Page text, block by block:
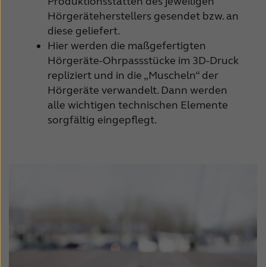
Hörgeräteherstellers gesendet bzw. an
diese geliefert.
Hier werden die maßgefertigten
Hörgeräte-Ohrpassstücke im 3D-Druck
repliziert und in die „Muscheln“ der
Hörgeräte verwandelt. Dann werden
alle wichtigen technischen Elemente
sorgfältig eingepflegt.